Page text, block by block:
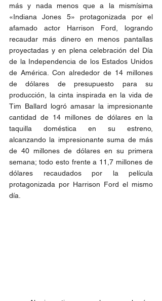
más y nada menos que a la mismísima
«Indiana Jones 5» protagonizada por el
afamado actor Harrison Ford, logrando
recaudar más dinero en menos pantallas
proyectadas y en plena celebración del Día
de la Independencia de los Estados Unidos
de América. Con alrededor de 14 millones
de dólares de presupuesto para su
producción, la cinta inspirada en la vida de
Tim Ballard logró amasar la impresionante
cantidad de 14 millones de dólares en la
taquilla doméstica en su estreno,
alcanzando la impresionante suma de más
de 40 millones de dólares en su primera
semana; todo esto frente a 11,7 millones de
dólares recaudados por la película
protagonizada por Harrison Ford el mismo
día.